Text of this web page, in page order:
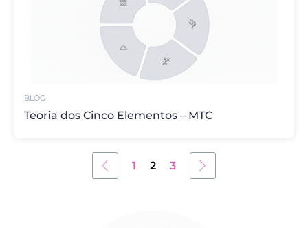
BLOG
Teoria dos Cinco Elementos – MTC
1 2 3